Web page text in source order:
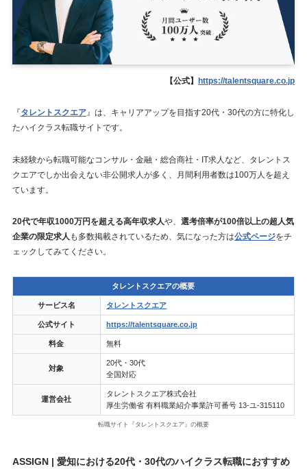
【公式】https://talentsquare.co.jp
『タレントスクエア』は、キャリアアップを目指す20代・30代の方に特化し
たハイクラス転職サイトです。
未経験から転職可能なコンサル・金融・総合商社・IT求人など、タレントス
クエアでしか出会えない非公開求人が多く、月間利用者数は100万人を超え
ています。
20代で年収1000万円を超える高年収求人や、 選考倍率が100倍以上の超人気
企業の限定求人 も多数掲載されているため、気になった方は公式ページをチ
ェックしてみてください。
タレントスクエアの概要
サービス名 タレントスクエア
公式サイト https://talentsquare.co.jp
料金 無料
対象
20代・30代
全国対応
運営会社
タレントスクエア株式会社
厚生労働省 有料職業紹介事業許可番号 13-ユ-315110
転職サイト『タレントスクエア』の概要
ASSIGN | 愛知における20代・30代のハイクラス転職におすすめ